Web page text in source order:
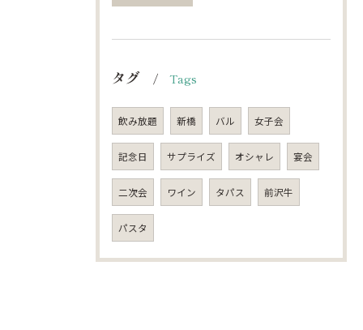
タグ Tags
飲み放題 新橋 バル 女子会
記念日 サプライズ オシャレ 宴会
二次会 ワイン タパス 前沢牛
パスタ